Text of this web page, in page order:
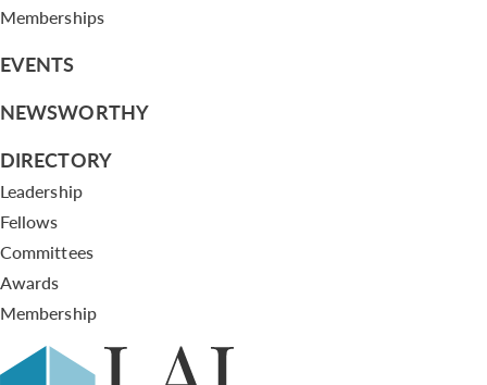
Memberships
EVENTS
NEWSWORTHY
DIRECTORY
Leadership
Fellows
Committees
Awards
Membership